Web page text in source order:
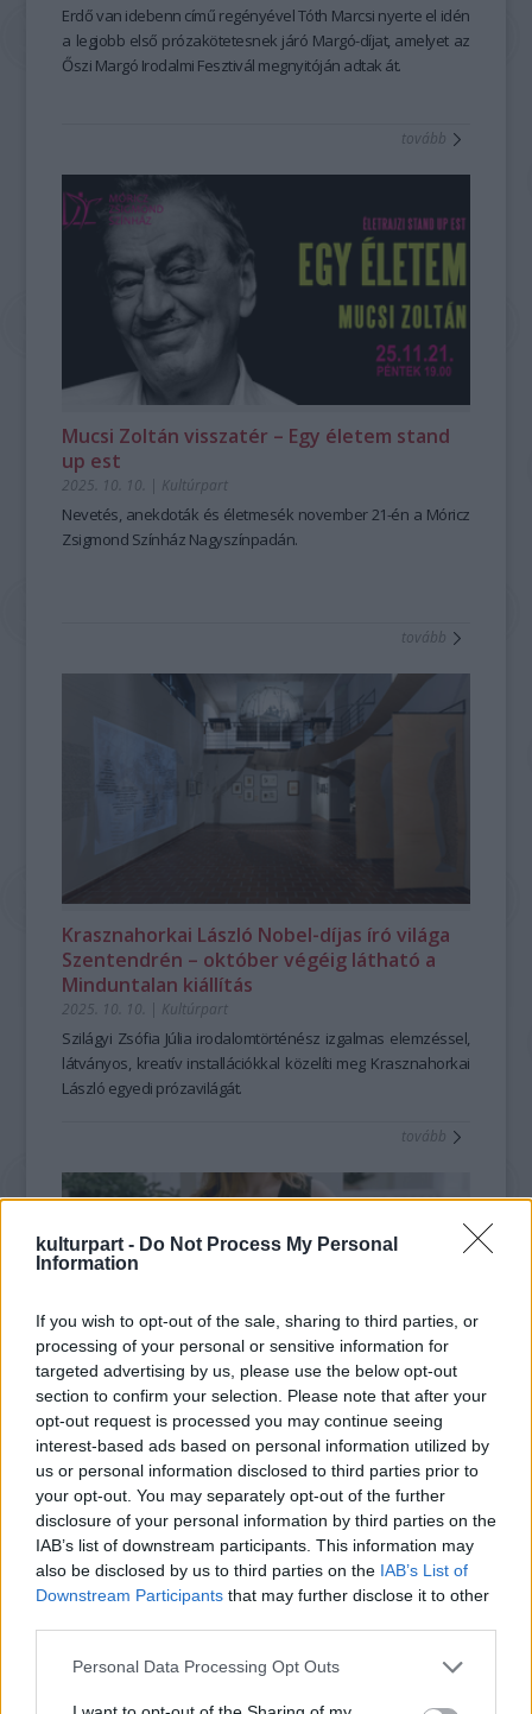
kulturpart - Do Not Process My Personal
Information
If you wish to opt-out of the sale, sharing to third parties, or
processing of your personal or sensitive information for
targeted advertising by us, please use the below opt-out
section to confirm your selection. Please note that after your
opt-out request is processed you may continue seeing
interest-based ads based on personal information utilized by
us or personal information disclosed to third parties prior to
your opt-out. You may separately opt-out of the further
disclosure of your personal information by third parties on the
IAB’s list of downstream participants. This information may
also be disclosed by us to third parties on the IAB’s List of
Downstream Participants that may further disclose it to other
Please note that this website/app uses one or more Google
Personal Data Processing Opt Outs
Erdő van idebenn című regényével Tóth Marcsi nyerte el idén
a legjobb első prózakötetesnek járó Margó-díjat, amelyet az
Őszi Margó Irodalmi Fesztivál megnyitóján adtak át.
tovább
Mucsi Zoltán visszatér – Egy életem stand
up est
2025. 10. 10. | Kultúrpart
Nevetés, anekdoták és életmesék november 21-én a Móricz
Zsigmond Színház Nagyszínpadán.
tovább
Krasznahorkai László Nobel-díjas író világa
Szentendrén – október végéig látható a
Minduntalan kiállítás
2025. 10. 10. | Kultúrpart
Szilágyi Zsófia Júlia irodalomtörténész izgalmas elemzéssel,
látványos, kreatív installációkkal közelíti meg Krasznahorkai
László egyedi prózavilágát.
tovább
A hagyomány és a kortárs divat találkozása
– „Kis fekete” divatbemutató a
Hagyományok Házában
2025. 10. 09.|Kultúrpart
A Hagyományok Háza látványos divatbemutatón mutatja be
a „Kis fekete” pályázat legjobb alkotásait, ahol a magyar népi
hagyományok motívumai kortárs formában kelnek életre.
tovább